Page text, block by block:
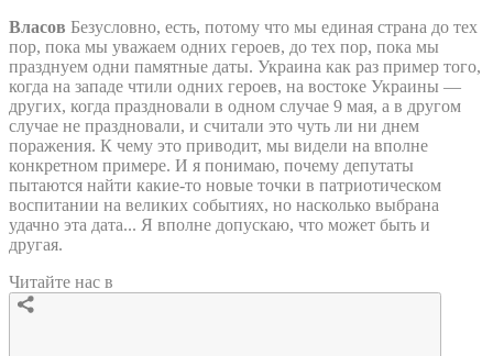
Власов Безусловно, есть, потому что мы единая страна до тех
пор, пока мы уважаем одних героев, до тех пор, пока мы
празднуем одни памятные даты. Украина как раз пример того,
когда на западе чтили одних героев, на востоке Украины —
других, когда праздновали в одном случае 9 мая, а в другом
случае не праздновали, и считали это чуть ли ни днем
поражения. К чему это приводит, мы видели на вполне
конкретном примере. И я понимаю, почему депутаты
пытаются найти какие-то новые точки в патриотическом
воспитании на великих событиях, но насколько выбрана
удачно эта дата... Я вполне допускаю, что может быть и
другая.
Читайте нас в